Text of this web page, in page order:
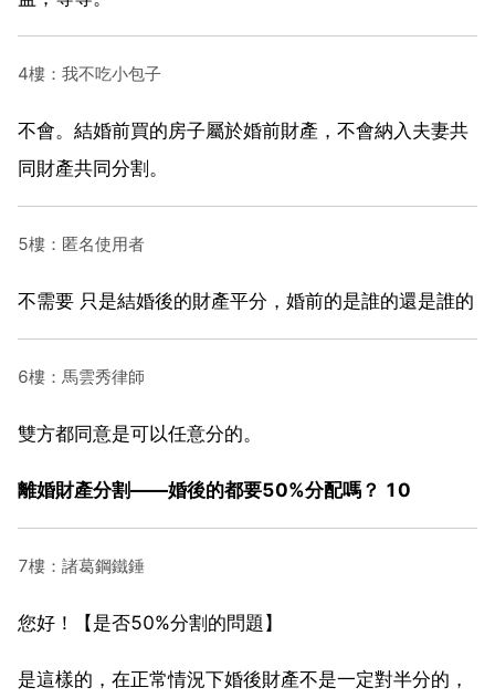
4樓：我不吃小包子
不會。結婚前買的房子屬於婚前財產，不會納入夫妻共
同財產共同分割。
5樓：匿名使用者
不需要 只是結婚後的財產平分，婚前的是誰的還是誰的
6樓：馬雲秀律師
雙方都同意是可以任意分的。
離婚財產分割——婚後的都要50%分配嗎？ 10
7樓：諸葛鋼鐵錘
您好！【是否50%分割的問題】
是這樣的，在正常情況下婚後財產不是一定對半分的，